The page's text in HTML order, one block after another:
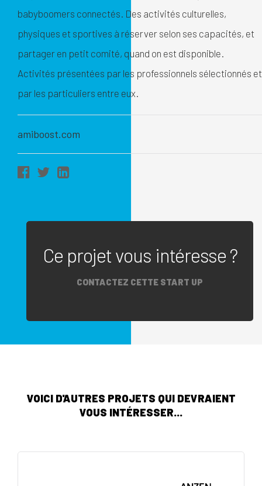
babyboomers connectés. Des activités culturelles,
physiques et sportives à réserver selon ses capacités, et
partager en petit comité, quand on est disponible.
Activités présentées par les professionnels sélectionnés et
par les particuliers entre eux.
amiboost.com
Ce projet vous intéresse ?
CONTACTEZ CETTE START UP
VOICI D'AUTRES PROJETS QUI DEVRAIENT
VOUS INTÉRESSER...